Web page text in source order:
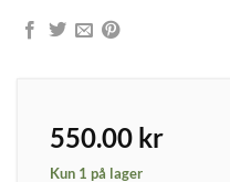
550.00 kr
Kun 1 på lager